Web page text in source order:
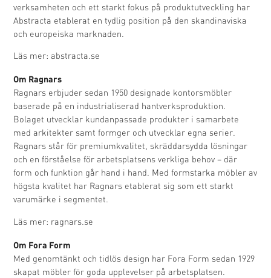
verksamheten och ett starkt fokus på produktutveckling har
Abstracta etablerat en tydlig position på den skandinaviska
och europeiska marknaden.
Läs mer: abstracta.se
Om Ragnars
Ragnars erbjuder sedan 1950 designade kontorsmöbler
baserade på en industrialiserad hantverksproduktion.
Bolaget utvecklar kundanpassade produkter i samarbete
med arkitekter samt formger och utvecklar egna serier.
Ragnars står för premiumkvalitet, skräddarsydda lösningar
och en förståelse för arbetsplatsens verkliga behov – där
form och funktion går hand i hand. Med formstarka möbler av
högsta kvalitet har Ragnars etablerat sig som ett starkt
varumärke i segmentet.
Läs mer: ragnars.se
Om Fora Form
Med genomtänkt och tidlös design har Fora Form sedan 1929
skapat möbler för goda upplevelser på arbetsplatsen.